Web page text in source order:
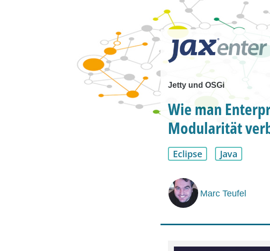
Jetty und OSGi
Wie man
Modularität
Eclipse Java
Marc Teufel